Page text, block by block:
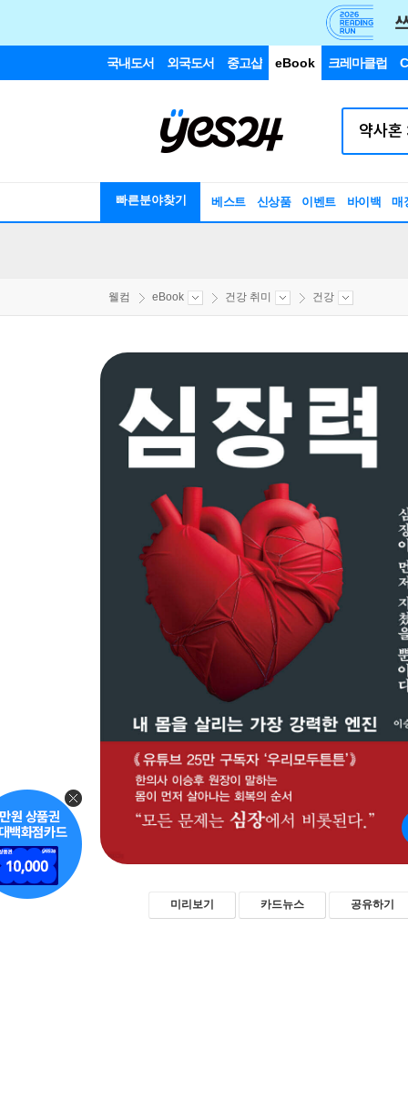
국내도서 외국도서 중고샵 eBook 크레마클럽
빠른분야찾기 베스트 신상품 이벤트 바이백 매
웰컴 eBook 건강 취미 건강
미리보기 카드뉴스 공유하기